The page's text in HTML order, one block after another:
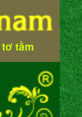
tằm